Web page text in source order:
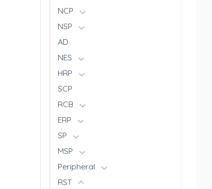
NCP
NSP
AD
NES
HRP
SCP
RCB
ERP
SP
MSP
Peripheral
RST